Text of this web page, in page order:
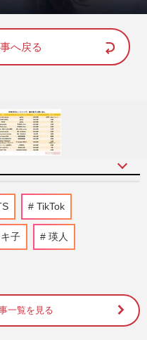
へ戻る
リカ大手エージェントと
難の業」待ち受ける“高
たのはBTS…
』編集部
ラフォーになった
った“プライベ…
・8月4日号 2026/7/22
TikTok
子 瑛人
一覧を見る